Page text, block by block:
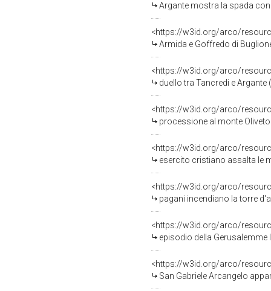
Argante mostra la spada con cui
<https://w3id.org/arco/
Armida e Goffredo di
<https://w3id.org/arco/
duello tra Tancredi e
<https://w3id.org/arco/
processione al monte
<https://w3id.org/arco/
esercito cristiano assalta le mura
<https://w3id.org/arco/
pagani incendiano la torre
<https://w3id.org/arco/
episodio della Gerusalemme
<https://w3id.org/arco/
San Gabriele Arcangelo appare a